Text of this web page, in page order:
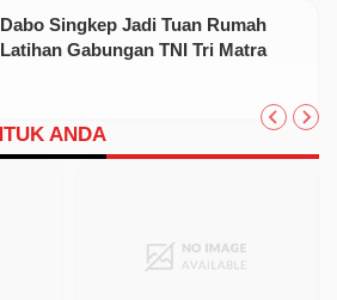
Dabo Singkep Jadi Tuan Rumah
Latihan Gabungan TNI Tri Matra
ANDA